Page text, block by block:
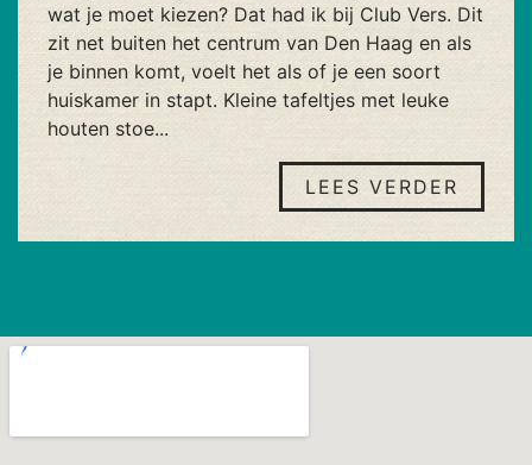
wat je moet kiezen? Dat had ik bij Club Vers. Dit
zit net buiten het centrum van Den Haag en als
je binnen komt, voelt het als of je een soort
huiskamer in stapt. Kleine tafeltjes met leuke
houten stoe...
LEES VERDER